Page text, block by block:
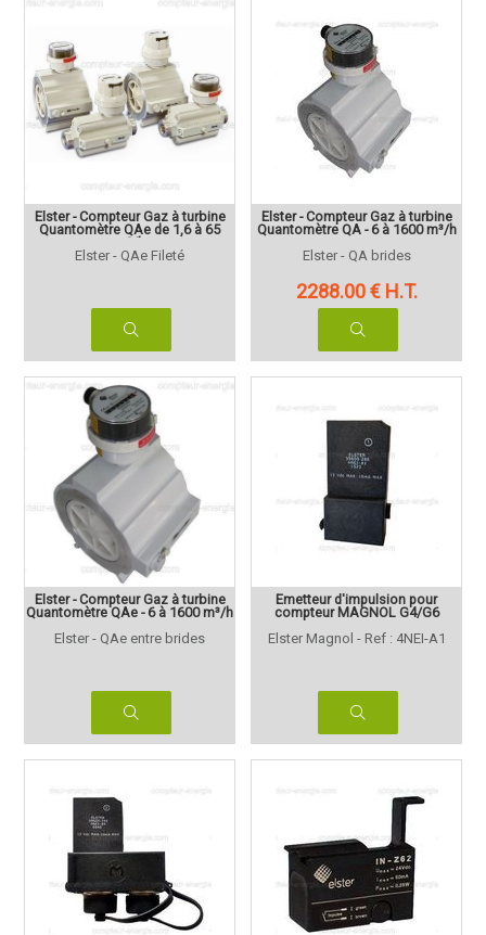
Elster - Compteur Gaz à turbine
Quantomètre QAe de 1,6 à 65
m³/h
Elster - QAe Fileté
Elster - Compteur Gaz à turbine
Quantomètre QA - 6 à 1600 m³/h
Elster - QA brides
2288.00 € H.T.
Elster - Compteur Gaz à turbine
Quantomètre QAe - 6 à 1600 m³/h
Elster - QAe entre brides
Emetteur d'impulsion pour
compteur MAGNOL G4/G6
Elster Magnol - Ref : 4NEI-A1